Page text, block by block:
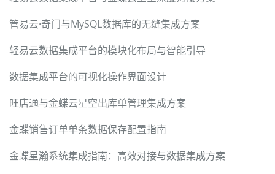
管易云·奇门与MySQL数据库的无缝集成方案
轻易云数据集成平台的模块化布局与智能引导
数据集成平台的可视化操作界面设计
旺店通与金蝶云星空出库单管理集成方案
金蝶销售订单单条数据保存配置指南
金蝶星瀚系统集成指南：高效对接与数据集成方案